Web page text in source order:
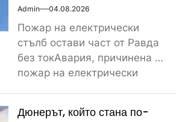
Admin 04.08.2026
Пожар на електрически
стълб остави част от Равда
без токАвария, причинена от
пожар на електрически
Дюнерът, който стана по-